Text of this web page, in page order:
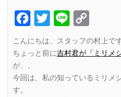
Facebook
Twitter
Line
Link
こんにちは、スタッフの村上です
ちょっと前に吉村君が「ミリメ
が、、
今回は、私の知っているミリメ
す。